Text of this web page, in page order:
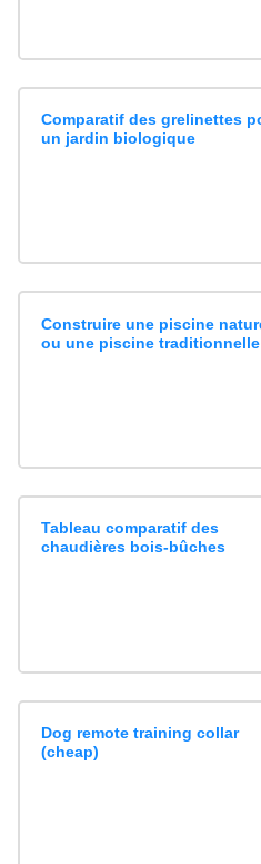
Comparatif des grelinettes
un jardin biologique
Construire une piscine
ou une piscine
Tableau comparatif des
chaudières bois-bûches
Dog remote training collar
(cheap)